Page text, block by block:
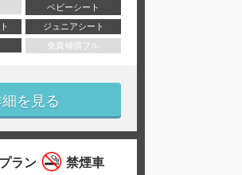
ベビーシート
ジュニアシート
免責補償フル
を見る
ラン
禁煙車